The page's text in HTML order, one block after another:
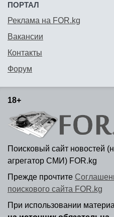
ПОРТАЛ
Реклама на FOR.kg
Вакансии
Контакты
Форум
18+
Поисковый сайт новостей
агрегатор СМИ) FOR.kg
Прежде прочтите
поискового сайта FOR.kg
При использовании